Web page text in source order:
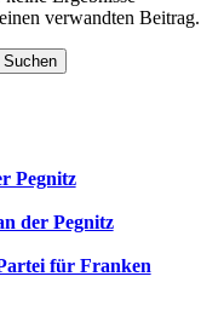
verwandten Beitrag.
Pegnitz
der Pegnitz
für Franken